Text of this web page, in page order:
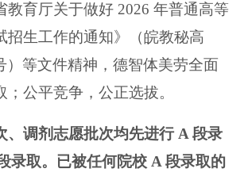
教育厅关于做好 2026 年普通高等
招生工作的通知》（皖教秘高
）等文件精神，德智体美劳全面
公平竞争，公正选拔。
、调剂志愿批次均先进行 A 段录
录取。已被任何院校 A 段录取的